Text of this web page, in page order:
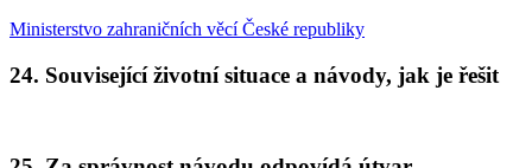
Ministerstvo zahraničních věcí České republiky
24. Související životní situace a návody, jak je řešit